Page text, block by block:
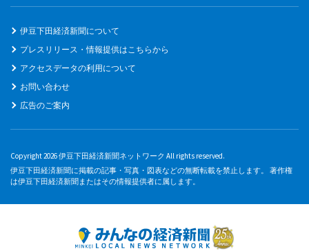
伊豆下田経済新聞について
プレスリリース・情報提供はこちらから
アクセスデータの利用について
お問い合わせ
広告のご案内
Copyright 2026 伊豆下田経済新聞ネットワーク All rights reserved.
伊豆下田経済新聞に掲載の記事・写真・図表などの無断転載を禁止します。 著作権
は伊豆下田経済新聞またはその情報提供者に属します。